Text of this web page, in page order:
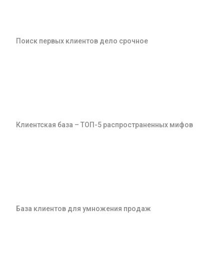
Поиск первых клиентов дело срочное
Клиентская база – ТОП-5 распространенных мифов
База клиентов для умножения продаж